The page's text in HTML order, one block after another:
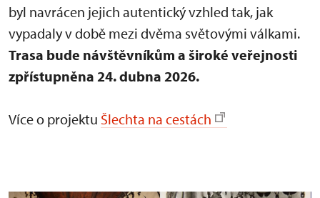
byl navrácen jejich autentický vzhled tak, jak
vypadaly v době mezi dvěma světovými válkami.
Trasa bude návštěvníkům a široké veřejnosti
zpřístupněna 24. dubna 2026.
Více o projektu Šlechta na cestách